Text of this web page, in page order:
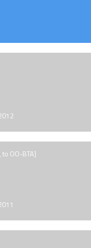
to OO-BTA]